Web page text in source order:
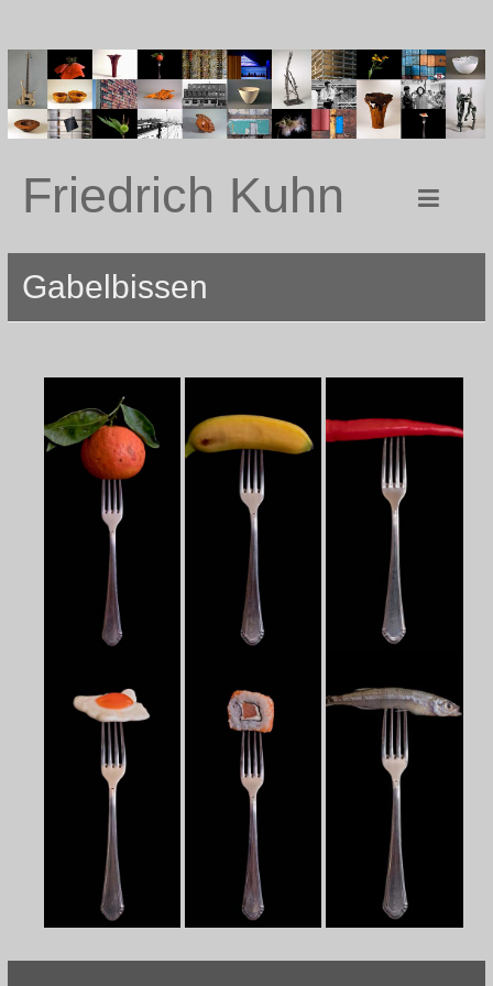
Friedrich Kuhn
Gabelbissen